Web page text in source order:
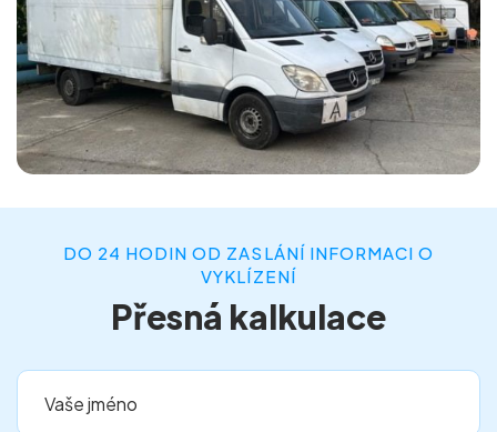
DO 24 HODIN OD ZASLÁNÍ INFORMACI O
VYKLÍZENÍ
Přesná kalkulace
Vaše jméno